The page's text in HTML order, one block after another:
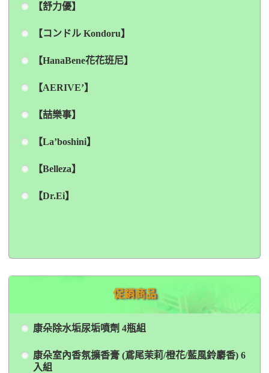
【舒力優】
【コンドル Kondoru】
【HanaBene花花班尼】
【AERIVE’】
【喆樂事】
【La’boshini】
【Belleza】
【Dr.Ei】
促銷商品
康朵除水垢尿垢噴劑 4瓶組
康朵室內香氛擴香膏 (鳶尾茉莉/橙花/藍風鈴麝香) 6
入組